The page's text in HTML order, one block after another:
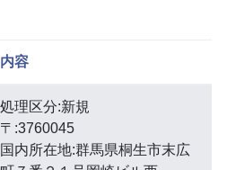
内容
処理区分:新規
〒:3760045
国内所在地:群馬県桐生市末広